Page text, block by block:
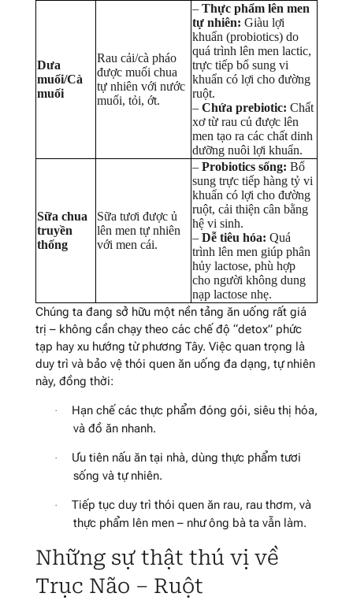
Dưa
muối/Cà
muối
Rau cải/cà pháo
được muối chua
tự nhiên với nước
muối, tỏi, ớt.
– Thực phẩm lên men
tự nhiên: Giàu lợi
khuẩn (probiotics) do
quá trình lên men lactic,
trực tiếp bổ sung vi
khuẩn có lợi cho đường
ruột.
– Chứa prebiotic: Chất
xơ từ rau củ được lên
men tạo ra các chất dinh
dưỡng nuôi lợi khuẩn.
Sữa chua
truyền
thống
Sữa tươi được ủ
lên men tự nhiên
với men cái.
– Probiotics sống: Bổ
sung trực tiếp hàng tỷ vi
khuẩn có lợi cho đường
ruột, cải thiện cân bằng
hệ vi sinh.
– Dễ tiêu hóa: Quá
trình lên men giúp phân
hủy lactose, phù hợp
cho người không dung
nạp lactose nhẹ.
Chúng ta đang sở hữu một nền tảng ăn uống rất giá
trị – không cần chạy theo các chế độ “detox” phức
tạp hay xu hướng từ phương Tây. Việc quan trọng là
duy trì và bảo vệ thói quen ăn uống đa dạng, tự nhiên
này, đồng thời:
·
Hạn chế các thực phẩm đóng gói, siêu thị hóa,
và đồ ăn nhanh.
·
Ưu tiên nấu ăn tại nhà, dùng thực phẩm tươi
sống và tự nhiên.
·
Tiếp tục duy trì thói quen ăn rau, rau thơm, và
thực phẩm lên men – như ông bà ta vẫn làm.
Những sự thật thú vị về
Trục Não – Ruột